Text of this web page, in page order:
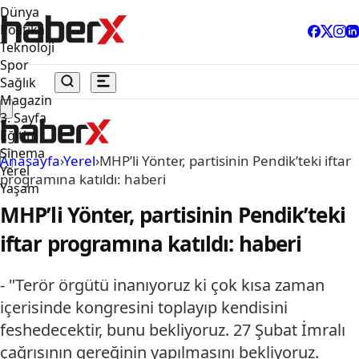
Dünya
Politika
Teknoloji
Spor
Sağlık
Magazin
3. Sayfa
Eğitim
Sinema
Yerel
Yaşam
Anasayfa›Yerel›MHP’li Yönter, partisinin Pendik’teki iftar
programına katıldı: haberi
MHP’li Yönter, partisinin Pendik’teki
iftar programına katıldı: haberi
- "Terör örgütü inanıyoruz ki çok kısa zaman
içerisinde kongresini toplayıp kendisini
feshedecektir, bunu bekliyoruz. 27 Şubat İmralı
çağrısının gereğinin yapılmasını bekliyoruz.